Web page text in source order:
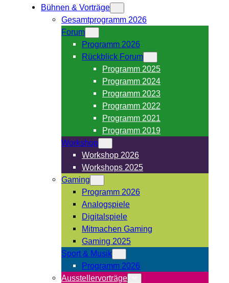
Bühnen & Vorträge
Gesamtprogramm 2026
Forum
Programm 2026
Rückblick Forum
Programm 2025
Programm 2024
Programm 2023
Programm 2022
Programm 2021
Programm 2019
Workshop
Workshop 2026
Workshops 2025
Gaming
Programm 2026
Analogspiele
Digitalspiele
Mitmachen Gaming
Gaming 2025
Sport & Musik
Programm 2026
Ausstellervorträge